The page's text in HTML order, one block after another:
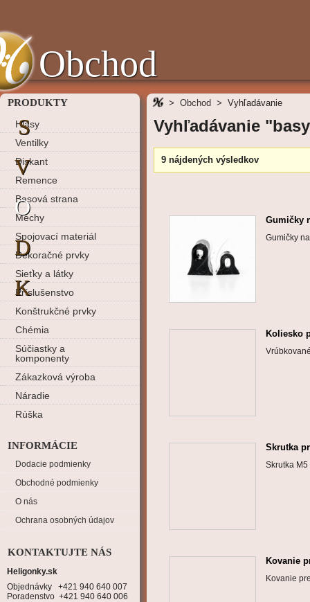
Obchod
PRODUKTY
Hlasy
Ventilky
Diskant
Remence
Basová strana
Mechy
Spojovací materiál
Dekoračné prvky
Sieťky a látky
Príslušenstvo
Konštrukčné prvky
Chémia
Súčiastky a
komponenty
Zákazková výroba
Náradie
Rúška
INFORMÁCIE
Dodacie podmienky
Obchodné podmienky
O nás
Ochrana osobných údajov
S
V
O
D
K
KONTAKTUJTE NÁS
Heligonky.sk
Objednávky   +421 940 640 007
Poradenstvo  +421 940 640 006
> Obchod > Vyhľadávanie
Vyhľadávanie
9 nájdených výsledkov
Gumičky
Gumičky
Koliesko
Skrutka
Skrutka
Kovanie
Kovanie